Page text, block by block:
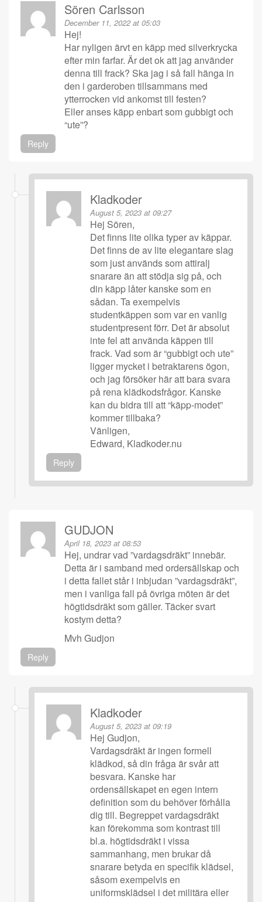
Sören Carlsson
December 11, 2022 at 05:03
Hej!
Har nyligen ärvt en käpp med silverkrycka
efter min farfar. Är det ok att jag använder
denna till frack? Ska jag i så fall hänga in
den i garderoben tillsammans med
ytterrocken vid ankomst till festen?
Eller anses käpp enbart som gubbigt och
“ute”?
Reply
Kladkoder
August 5, 2023 at 09:27
Hej Sören,
Det finns lite olika typer av käppar.
Det finns de av lite elegantare slag
som just används som attiralj
snarare än att stödja sig på, och
din käpp låter kanske som en
sådan. Ta exempelvis
studentkäppen som var en vanlig
studentpresent förr. Det är absolut
inte fel att använda käppen till
frack. Vad som är “gubbigt och ute”
ligger mycket i betraktarens ögon,
och jag försöker här att bara svara
på rena klädkodsfrågor. Kanske
kan du bidra till att “käpp-modet”
kommer tillbaka?
Vänligen,
Edward, Kladkoder.nu
Reply
GUDJON
April 18, 2023 at 08:53
Hej, undrar vad ”vardagsdräkt” innebär.
Detta är i samband med ordersällskap och
i detta fallet står i inbjudan ”vardagsdräkt”,
men i vanliga fall på övriga möten är det
högtidsdräkt som gäller. Täcker svart
kostym detta?
Mvh Gudjon
Reply
Kladkoder
August 5, 2023 at 09:19
Hej Gudjon,
Vardagsdräkt är ingen formell
klädkod, så din fråga är svår att
besvara. Kanske har
ordensällskapet en egen intern
definition som du behöver förhålla
dig till. Begreppet vardagsdräkt
kan förekomma som kontrast till
bl.a. högtidsdräkt i vissa
sammanhang, men brukar då
snarare betyda en specifik klädsel,
såsom exempelvis en
uniformsklädsel i det militära eller